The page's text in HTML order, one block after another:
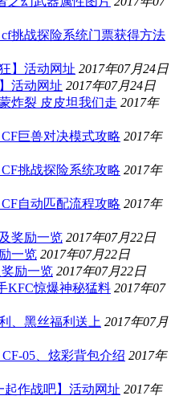
挑战探险系统门票获得方法
】活动网址 2017年07月24日
活动网址 2017年07月24日
炸裂 皮皮坦我们走 2017年
巨兽对决模式攻略 2017年
挑战探险系统攻略 2017年
自动匹配流程攻略 2017年
奖励一览 2017年07月22日
一览 2017年07月22日
励一览 2017年07月22日
KFC惊爆神秘猛料 2017年07
、黑丝福利送上 2017年07月
05、炫彩背包介绍 2017年
起作战吧】活动网址 2017年